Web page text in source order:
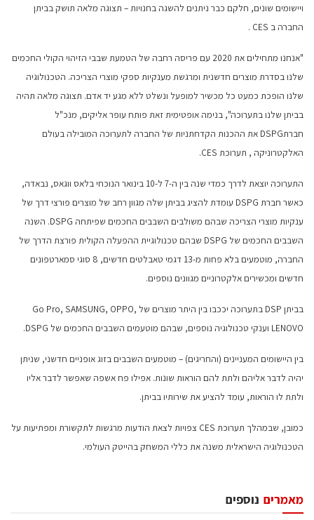
ויישומים שונים, חלקם כבר ניתנים להשגה בחנויות – תצוגה מלאה תושק בביתן
החברה ב . CES
"אנחנו מתחילים את 2020 עם פריסה רחבה של הטמעת שבבי הזיהוי הקולי החכמים
שלנו בסדרת מוצרים חדשנית ומרגשת מענקיות ספקי מוצרי הצריכה. הטכנולוגיה
שלנו הופכת כמעט כל מכשיר למופעל ונשלט ללא מגע יד אדם. תצוגה מלאה תהיה
בביתן שלנו בתערוכה", בנימה אופטימית זאת פותח עופר אליקים, מנכ"ל
חברתDSPG את ההכנות הקדחתניות של החברה לתערוכה המובילה בעולם
האלקטרוניקה , תערוכת CES.
התערוכה יוצאת לדרך כמדי שנה בין ה-7 ל-10 בינואר הנוכחי בלאס ווגאס, נבאדה,
כאשר חברת DSPG עומדת להציג בביתן שלה מגוון רחב של מוצרים פורצי דרך של
ענקיות מוצרי הצריכה שבהם משולבים השבבים החכמים שפיתחה DSPG. השנה
השבבים החכמים של DSPG שבהם טכנולוגיית ההפעלה הקולית פורצת הדרך של
החברה, מוטמעים בלא פחות מ-13 דגמי טאבלטים חדשים, 8 סוגי סמארטפונים
חדשים ומכשירים אלקטרוניים מגוונים נוספים.
בביתן DSP בתערוכה יככבו בין היתר מוצרים של Go Pro, SAMSUNG, OPPO,
LENOVO וענקי טכנולוגיה נוספים, שבהם מוטעמים השבבים החכמים של DSPG.
בין היישומים המעניינים (והחריגים) – מוטמעים השבבים בזוג אופניים חדשני, שניתן
יהיה לדבר אליהם ולתת להם הוראות שונות. אפילו פח אשפה שאפשר לדבר אליו
ולתת לו הוראות, עומד להציע את שירותיו בביתן.
כמובן, שבמהלך תערוכת CES צפויות לצאת הודעות מרגשות לתקשורת ומפתיעות על
הטכנולוגיה הישראלית משנה את כללי המשחק בהייטק העולמי.
נוספים מאמרים